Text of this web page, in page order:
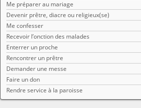
Me préparer au mariage
Devenir prêtre, diacre ou religieux(se)
Me confesser
Recevoir l’onction des malades
Enterrer un proche
Rencontrer un prêtre
Demander une messe
Faire un don
Rendre service à la paroisse